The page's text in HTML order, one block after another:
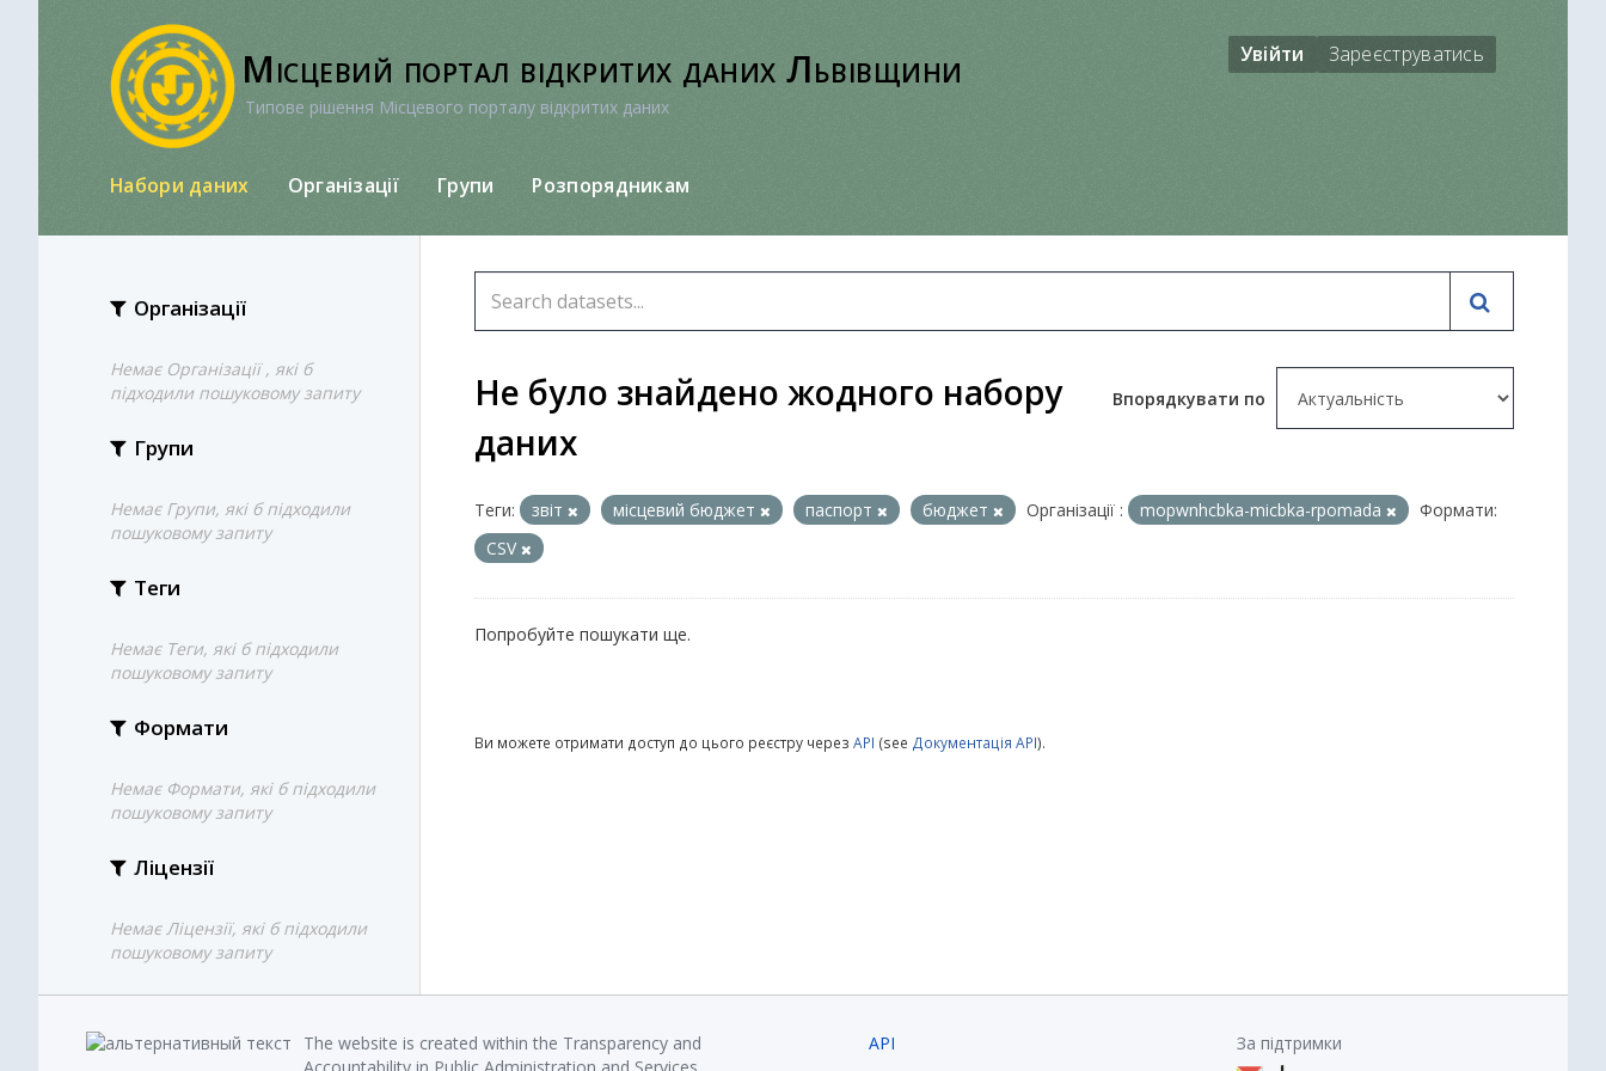
Місцевий портал відкритих даних Львівщини
Типове рішення Місцевого порталу відкритих даних
Увійти Зареєструватись
Набори даних Організації Групи Розпорядникам
Організації
Немає Організації , які б
підходили пошуковому запиту
Групи
Немає Групи, які б підходили
пошуковому запиту
Теги
Немає Теги, які б підходили
пошуковому запиту
Формати
Немає Формати, які б підходили
пошуковому запиту
Ліцензії
Немає Ліцензії, які б підходили
пошуковому запиту
Впорядкувати по
Не було знайдено жодного набору
даних
Теги: звіт місцевий бюджет паспорт бюджет Організації : mopwnhcbka-micbka-rpomada
Формати:
CSV
Попробуйте пошукати ще.
Ви можете отримати доступ до цього реєстру через API (see Документація API).
The website is created within the Transparency and
API
За підтримки